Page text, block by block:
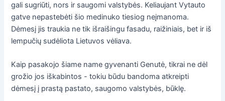
gali sugriūti, nors ir saugomi valstybės. Keliaujant Vytauto
gatve nepastebėti šio medinuko tiesiog neįmanoma.
Dėmesį jis traukia ne tik išraišingu fasadu, raižiniais, bet ir iš
lempučių sudėliota Lietuvos vėliava.
Kaip pasakojo šiame name gyvenanti Genutė, tikrai ne dėl
grožio jos iškabintos - tokiu būdu bandoma atkreipti
dėmesį į prastą pastato, saugomo valstybės, būklę.